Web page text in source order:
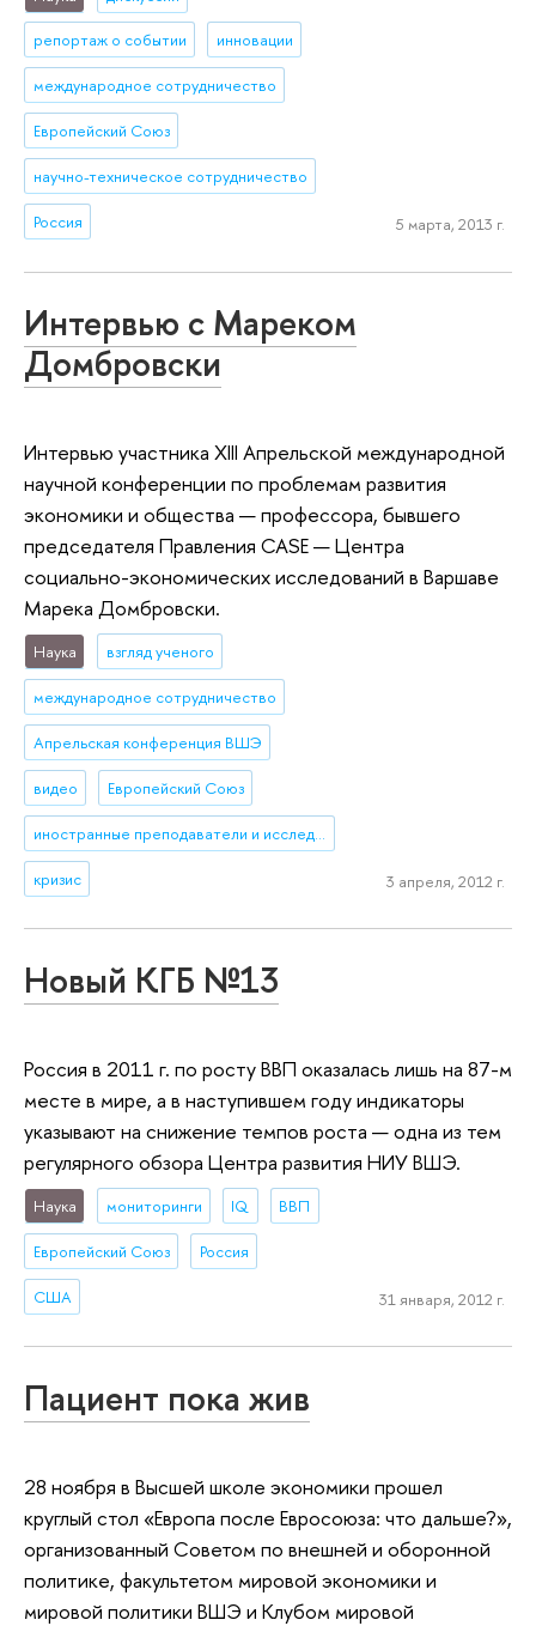
репортаж о событии инновации
международное сотрудничество
Европейский Союз
научно-техническое сотрудничество
Россия 5 марта, 2013 г.
Интервью с Мареком
Домбровски
Интервью участника XIII Апрельской международной
научной конференции по проблемам развития
экономики и общества — профессора, бывшего
председателя Правления CASE — Центра
социально-экономических исследований в Варшаве
Марека Домбровски.
Наука взгляд ученого
международное сотрудничество
Апрельская конференция ВШЭ
видео Европейский Союз
иностранные преподаватели и исследователи
кризис 3 апреля, 2012 г.
Новый КГБ №13
Россия в 2011 г. по росту ВВП оказалась лишь на 87-м
месте в мире, а в наступившем году индикаторы
указывают на снижение темпов роста — одна из тем
регулярного обзора Центра развития НИУ ВШЭ.
Наука мониторинги IQ ВВП
Европейский Союз Россия
США 31 января, 2012 г.
Пациент пока жив
28 ноября в Высшей школе экономики прошел
круглый стол «Европа после Евросоюза: что дальше?»,
организованный Советом по внешней и оборонной
политике, факультетом мировой экономики и
мировой политики ВШЭ и Клубом мировой